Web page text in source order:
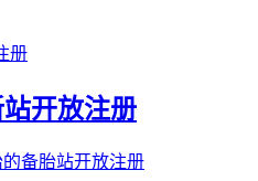
站开放注册